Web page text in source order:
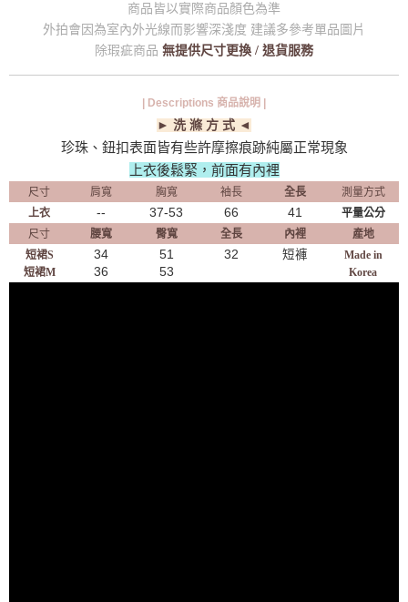
商品皆以實際商品顏色為準
外拍會因為室內外光線而影響深淺度 建議多參考單品圖片
除瑕疵商品 無提供尺寸更換 / 退貨服務
| Descriptions 商品說明 |
► 洗 滌 方 式 ◄
珍珠、鈕扣表面皆有些許摩擦痕跡純屬正常現象
上衣後鬆緊，前面有內裡
尺寸 肩寬 胸寬 袖長 全長
測量方式
上衣
-- 37-53 66 41
平量公分
尺寸
腰寬 臀寬 全長 內裡
產地
短裙S
短裙M
34
36
51
53
32 短褲
Made in
Korea